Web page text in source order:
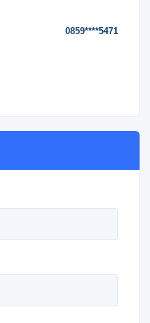
0859****5471